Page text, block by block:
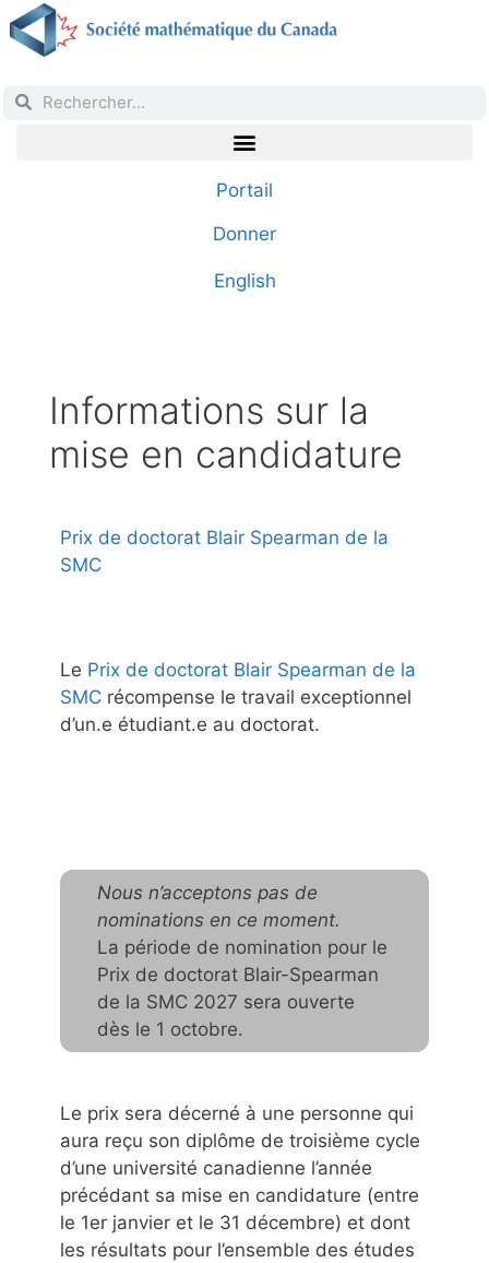
Portail
Donner
English
Informations sur la
mise en candidature
Prix de doctorat Blair Spearman de la
SMC
Le Prix de doctorat Blair Spearman de la
SMC récompense le travail exceptionnel
d’un.e étudiant.e au doctorat.
Nous n’acceptons pas de
nominations en ce moment.
La période de nomination pour le
Prix de doctorat Blair-Spearman
de la SMC 2027 sera ouverte
dès le 1 octobre.
Le prix sera décerné à une personne qui
aura reçu son diplôme de troisième cycle
d’une université canadienne l’année
précédant sa mise en candidature (entre
le 1er janvier et le 31 décembre) et dont
les résultats pour l’ensemble des études